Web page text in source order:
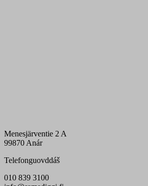
Menesjärventie 2 A
99870 Anár
Telefonguovddáš
010 839 3100